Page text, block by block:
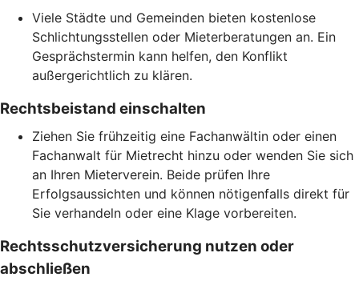
Viele Städte und Gemeinden bieten kostenlose
Schlichtungsstellen oder Mieterberatungen an. Ein
Gesprächstermin kann helfen, den Konflikt
außergerichtlich zu klären.
Rechtsbeistand einschalten
Ziehen Sie frühzeitig eine Fachanwältin oder einen
Fachanwalt für Mietrecht hinzu oder wenden Sie sich
an Ihren Mieterverein. Beide prüfen Ihre
Erfolgsaussichten und können nötigenfalls direkt für
Sie verhandeln oder eine Klage vorbereiten.
Rechtsschutzversicherung nutzen oder
abschließen